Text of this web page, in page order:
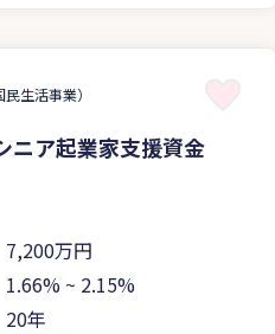
生活事業）
ニア起業家支援資金
7,200万円
1.66% ~ 2.15%
20年